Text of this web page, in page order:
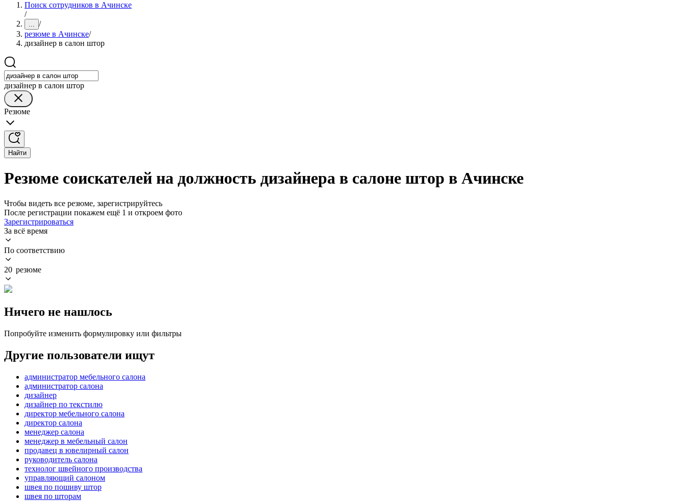
Поиск сотрудников в Ачинске
/
... /
резюме в Ачинске/
дизайнер в салон штор
дизайнер в салон штор
Резюме
Найти
Резюме соискателей на должность дизайнера в салоне штор в Ачинске
Чтобы видеть все резюме, зарегистрируйтесь
После регистрации покажем ещё 1 и откроем фото
Зарегистрироваться
За всё время
По соответствию
20 резюме
Ничего не нашлось
Попробуйте изменить формулировку или фильтры
Другие пользователи ищут
администратор мебельного салона
администратор салона
дизайнер
дизайнер по текстилю
директор мебельного салона
директор салона
менеджер салона
менеджер в мебельный салон
продавец в ювелирный салон
руководитель салона
технолог швейного производства
управляющий салоном
швея по пошиву штор
швея по шторам